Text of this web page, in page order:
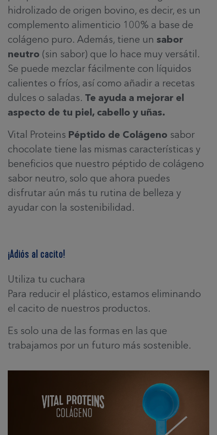
hidrolizado de origen bovino, es decir, es un
complemento alimenticio 100% a base de
colágeno puro. Además, tiene un sabor
neutro (sin sabor) que lo hace muy versátil.
Se puede mezclar fácilmente con líquidos
calientes o fríos, así como añadir a recetas
dulces o saladas. Te ayuda a mejorar el
aspecto de tu piel, cabello y uñas.
Vital Proteins Péptido de Colágeno sabor
chocolate tiene las mismas características y
beneficios que nuestro péptido de colágeno
sabor neutro, solo que ahora puedes
disfrutar aún más tu rutina de belleza y
ayudar con la sostenibilidad.
¡Adiós al cacito!
Utiliza tu cuchara
Para reducir el plástico, estamos eliminando
el cacito de nuestros productos.
Es solo una de las formas en las que
trabajamos por un futuro más sostenible.